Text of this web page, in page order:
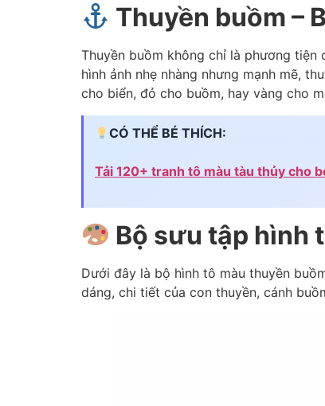
Thuyền buồm –
Thuyền buồm không chỉ là phương
hình ảnh nhẹ nhàng nhưng mạnh mẽ,
cho biển, đỏ cho buồm, hay vàng cho
CÓ THỂ BÉ THÍCH:
Tải 120+ tranh tô màu tàu thủy cho
Bộ sưu tập hình
Dưới đây là bộ hình tô màu thuyền
dáng, chi tiết của con thuyền, cánh